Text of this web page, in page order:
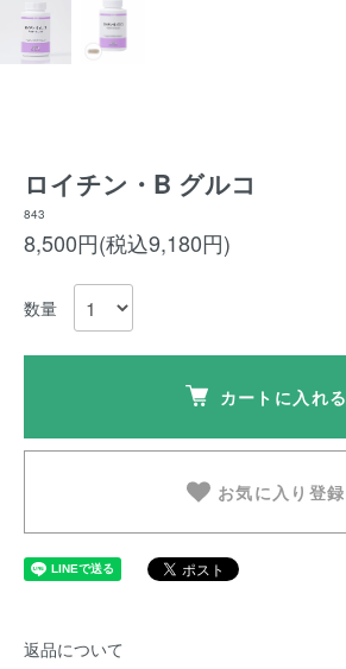
ロイチン・B グルコ
843
8,500円(税込9,180円)
数量
カートに入れる
お気に入り登録
返品について